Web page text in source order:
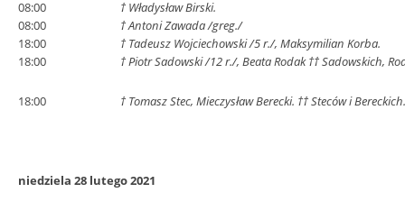
08:00
† Władysław Birski.
08:00
† Antoni Zawada /greg./
18:00
† Tadeusz Wojciechowski /5 r./, Maksymilian Korba.
18:00
18:00
† Piotr Sadowski /12 r./, Beata Rodak †† Sadowskich,
† Tomasz Stec, Mieczysław Berecki. †† Steców i Bereckich.
niedziela 28 lutego 2021